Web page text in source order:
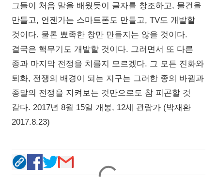
그들이 처음 말을 배웠듯이 글자를 창조하고, 물건을
만들고, 언젠가는 스마트폰도 만들고, TV도 개발할
것이다. 물론 뾰족한 창만 만들지는 않을 것이다.
결국은 핵무기도 개발할 것이다. 그러면서 또 다른
종과 마지막 전쟁을 치를지 모르겠다. 그 모든 진화와
퇴화, 전쟁의 배경이 되는 지구는 그러한 종의 바뀜과
종말의 전쟁을 지켜보는 것만으로도 참 피곤할 것
같다. 2017년 8월 15일 개봉, 12세 관람가 (박재환
2017.8.23)